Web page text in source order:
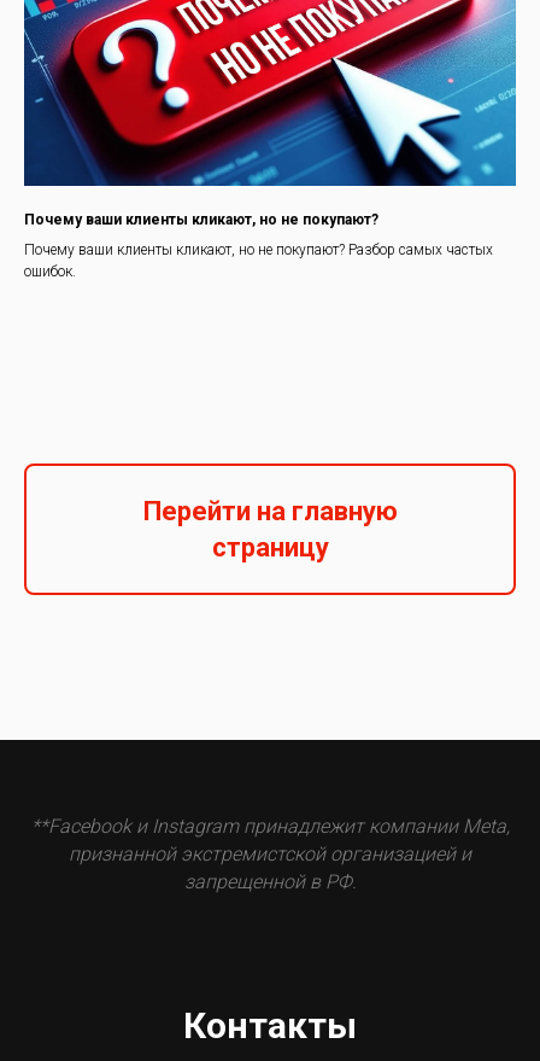
Почему ваши клиенты кликают, но не покупают?
Почему ваши клиенты кликают, но не покупают? Разбор самых частых
ошибок.
Перейти на главную
страницу
**Facebook и Instagram принадлежит компании Meta,
признанной экстремистской организацией и
запрещенной в РФ.
Контакты